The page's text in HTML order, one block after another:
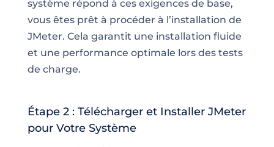
système répond à ces exigences de base,
vous êtes prêt à procéder à l’installation de
JMeter. Cela garantit une installation fluide
et une performance optimale lors des tests
de charge.
Étape 2 : Télécharger et Installer JMeter
pour Votre Système